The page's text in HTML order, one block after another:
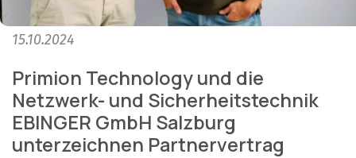
15.10.2024
Primion Technology und die
Netzwerk- und Sicherheitstechnik
EBINGER GmbH Salzburg
unterzeichnen Partnervertrag